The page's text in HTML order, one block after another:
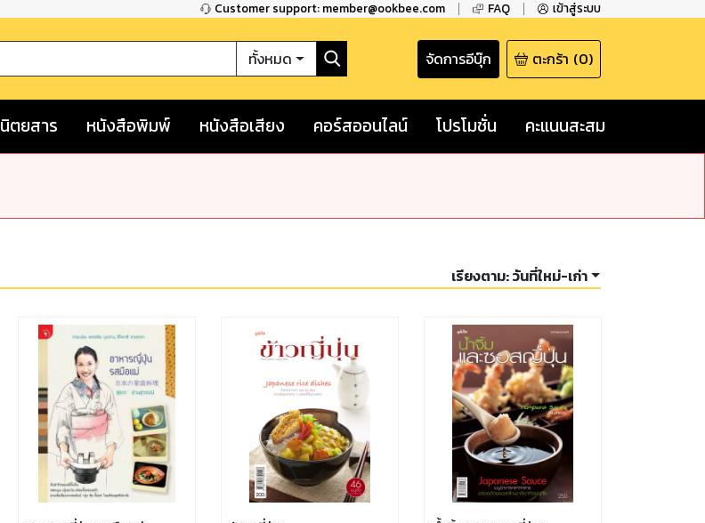
Customer support: member@ookbee.com FAQ เข้าสู่ระบบ
ทั้งหมด จัดการอีบุ๊ก ตะกร้า (0)
นิตยสาร หนังสือพิมพ์ หนังสือเสียง คอร์สออนไลน์ โปรโมชั่น คะแนนสะสม
เรียงตาม:วันที่ใหม่-เก่า